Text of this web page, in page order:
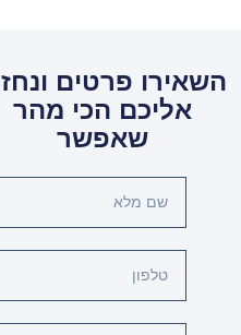
השאירו פרטים
אליכם הכי מהר
שאפשר
מלא